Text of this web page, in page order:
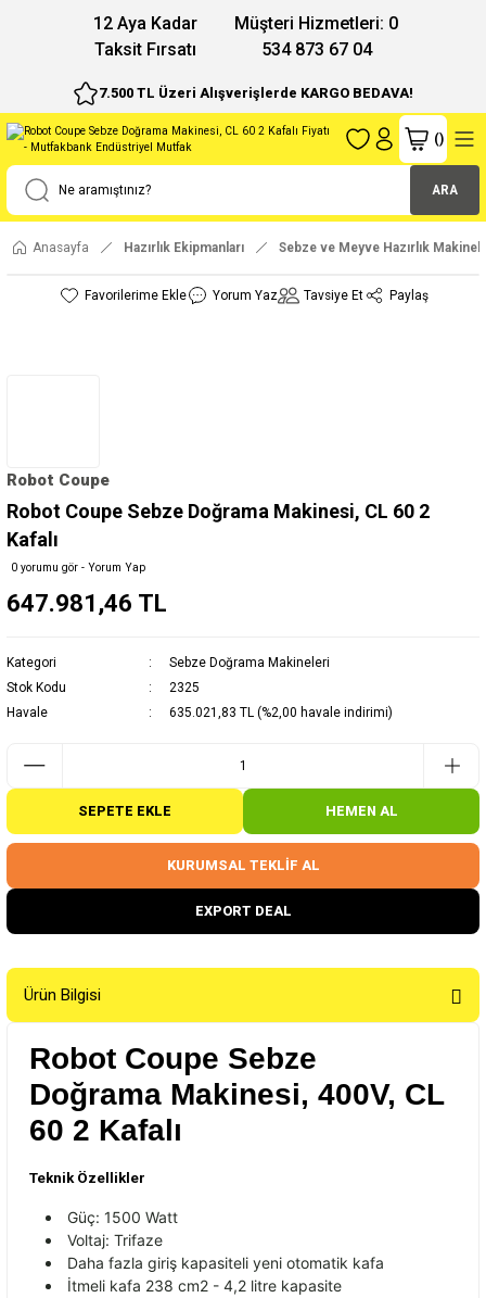
12 Aya Kadar
Taksit Fırsatı
Müşteri Hizmetleri: 0
534 873 67 04
7.500 TL Üzeri Alışverişlerde KARGO BEDAVA!
ARA
()
Anasayfa Hazırlık Ekipmanları Sebze ve Meyve Hazırlık
Yorum Yaz Tavsiye Et Paylaş
Robot Coupe
Robot Coupe Sebze Doğrama Makinesi, CL 60 2
Kafalı
0 yorumu gör - Yorum Yap
647.981,46 TL
Kategori
Sebze Doğrama Makineleri
Stok Kodu
2325
Havale
635.021,83 TL (%2,00 havale indirimi)
SEPETE EKLE HEMEN AL
KURUMSAL TEKLİF AL
EXPORT DEAL
Ürün Bilgisi
Robot Coupe Sebze
Doğrama Makinesi, 400V, CL
60 2 Kafalı
Teknik Özellikler
Güç: 1500 Watt
Voltaj: Trifaze
Daha fazla giriş kapasiteli yeni otomatik kafa
İtmeli kafa 238 cm2 - 4,2 litre kapasite